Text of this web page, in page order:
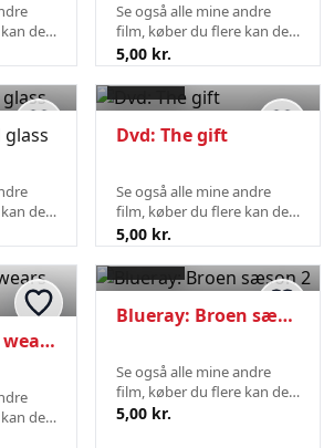
de
Se også alle mine andre
film, køber du flere kan de
sendes på samme fragt.
5,00 kr.
de
Dvd: The gift
Se også alle mine andre
film, køber du flere kan de
sendes på samme fragt.
5,00 kr.
DVD: The devil wears Prada
de
Blueray: Broen sæson 2
Se også alle mine andre
film, køber du flere kan de
sendes på samme fragt.
5,00 kr.